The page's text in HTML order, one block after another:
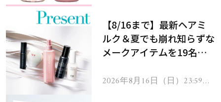
【8/16まで】最新ヘアミ
ルク＆夏でも崩れ知らずな
メークアイテムを19名様
2026年8月16日（日）23:59ま